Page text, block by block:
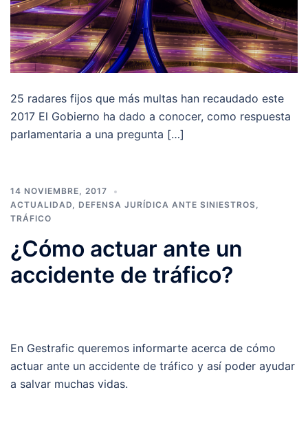
25 radares fijos que más multas han recaudado este
2017 El Gobierno ha dado a conocer, como respuesta
parlamentaria a una pregunta […]
14 NOVIEMBRE, 2017
ACTUALIDAD, DEFENSA JURÍDICA ANTE SINIESTROS,
TRÁFICO
¿Cómo actuar ante un
accidente de tráfico?
En Gestrafic queremos informarte acerca de cómo
actuar ante un accidente de tráfico y así poder ayudar
a salvar muchas vidas.